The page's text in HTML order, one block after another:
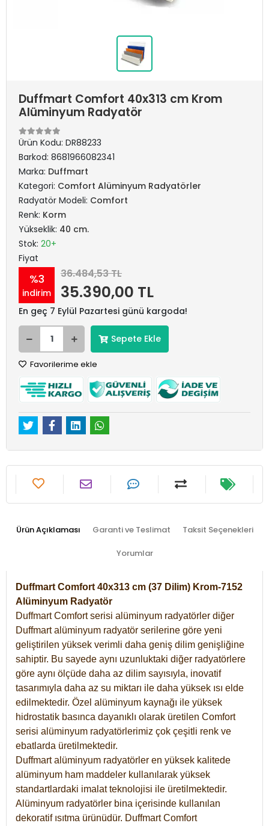
Duffmart Comfort 40x313 cm Krom
Alüminyum Radyatör
Ürün Kodu: DR88233
Barkod: 8681966082341
Marka: Duffmart
Kategori: Comfort Alüminyum Radyatörler
Radyatör Modeli: Comfort
Renk: Korm
Yükseklik: 40 cm.
Stok: 20+
Fiyat
%3
indirim
36.484,53 TL
35.390,00 TL
En geç 7 Eylül Pazartesi günü kargoda!
Sepete Ekle
Favorilerime ekle
Ürün Açıklaması Garanti ve Teslimat Taksit Seçenekleri
Yorumlar
Duffmart Comfort 40x313 cm (37 Dilim) Krom-7152
Alüminyum Radyatör
Duffmart Comfort serisi alüminyum radyatörler diğer
Duffmart alüminyum radyatör serilerine göre yeni
geliştirilen yüksek verimli daha geniş dilim genişliğine
sahiptir. Bu sayede aynı uzunluktaki diğer radyatörlere
göre aynı ölçüde daha az dilim sayısıyla, inovatif
tasarımıyla daha az su miktarı ile daha yüksek ısı elde
edilmektedir. Özel alüminyum kaynağı ile yüksek
hidrostatik basınca dayanıklı olarak üretilen Comfort
serisi alüminyum radyatörlerimiz çok çeşitli renk ve
ebatlarda üretilmektedir.
Duffmart alüminyum radyatörler en yüksek kalitede
alüminyum ham maddeler kullanılarak yüksek
standartlardaki imalat teknolojisi ile üretilmektedir.
Alüminyum radyatörler bina içerisinde kullanılan
dekoratif ısıtma ürünüdür. Duffmart Comfort